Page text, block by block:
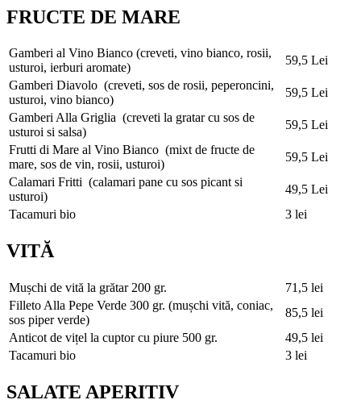
FRUCTE DE MARE
Gamberi al Vino Bianco (creveti, vino bianco, rosii,
usturoi, ierburi aromate)
59,5 Lei
Gamberi Diavolo (creveti, sos de rosii, peperoncini,
usturoi, vino bianco)
59,5 Lei
Gamberi Alla Griglia (creveti la gratar cu sos de
usturoi si salsa)
59,5 Lei
Frutti di Mare al Vino Bianco (mixt de fructe de
mare, sos de vin, rosii, usturoi)
59,5 Lei
Calamari Fritti (calamari pane cu sos picant si
usturoi)
49,5 Lei
Tacamuri bio
3 lei
VITĂ
Mușchi de vită la grătar 200 gr.
71,5 lei
Filleto Alla Pepe Verde 300 gr. (mușchi vită, coniac,
sos piper verde)
85,5 lei
Anticot de vițel la cuptor cu piure 500 gr.
49,5 lei
Tacamuri bio
3 lei
SALATE APERITIV